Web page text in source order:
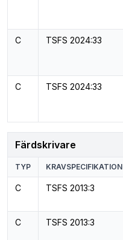
C TSFS 2024:33
C TSFS 2024:33
Färdskrivare
TYP KRAVSPECIFIKATION
C TSFS 2013:3
C TSFS 2013:3